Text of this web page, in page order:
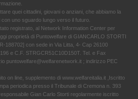
quei cittadini, giovani o anziani, che abbiamo la
uno sguardo lungo verso il futuro.
registrato, al Network Information Center per
proprietà di Puntowelfare di GIANCARLO STORTI
188702] con sede in Via Litta, 4- Cap 26100
e C.F. STRGCR51C10D150T. Tel. e Fax
puntowelfare@welfarenetwork.it ; indirizzo PEC
on line, supplemento di www.welfareitalia.it ,Iscritto
periodica presso il Tribunale di Cremona n. 393
Gian Carlo Storti regolarmente iscritto